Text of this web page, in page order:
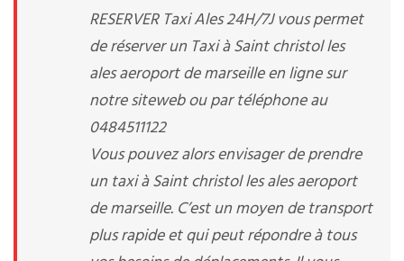
RESERVER Taxi Ales 24H/7J vous permet
de réserver un Taxi à Saint christol les
ales aeroport de marseille en ligne sur
notre siteweb ou par téléphone au
0484511122
Vous pouvez alors envisager de prendre
un taxi à Saint christol les ales aeroport
de marseille. C’est un moyen de transport
plus rapide et qui peut répondre à tous